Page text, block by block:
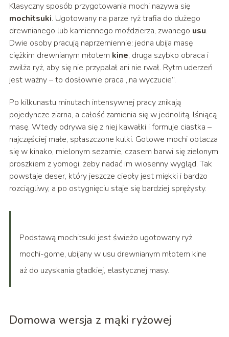
Klasyczny sposób przygotowania mochi nazywa się
mochitsuki. Ugotowany na parze ryż trafia do dużego
drewnianego lub kamiennego moździerza, zwanego usu.
Dwie osoby pracują naprzemiennie: jedna ubija masę
ciężkim drewnianym młotem kine, druga szybko obraca i
zwilża ryż, aby się nie przypalał ani nie rwał. Rytm uderzeń
jest ważny – to dosłownie praca „na wyczucie”.
Po kilkunastu minutach intensywnej pracy znikają
pojedyncze ziarna, a całość zamienia się w jednolitą, lśniącą
masę. Wtedy odrywa się z niej kawałki i formuje ciastka –
najczęściej małe, spłaszczone kulki. Gotowe mochi obtacza
się w kinako, mielonym sezamie, czasem barwi się zielonym
proszkiem z yomogi, żeby nadać im wiosenny wygląd. Tak
powstaje deser, który jeszcze ciepły jest miękki i bardzo
rozciągliwy, a po ostygnięciu staje się bardziej sprężysty.
Podstawą mochitsuki jest świeżo ugotowany ryż
mochi-gome, ubijany w usu drewnianym młotem kine
aż do uzyskania gładkiej, elastycznej masy.
Domowa wersja z mąki ryżowej